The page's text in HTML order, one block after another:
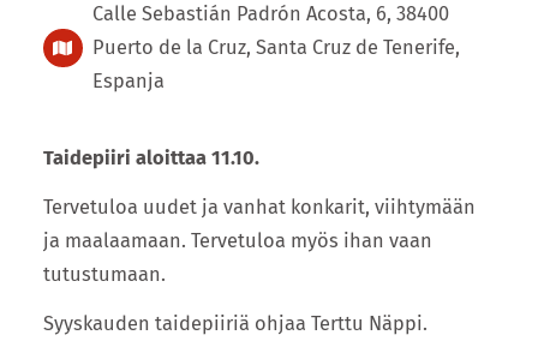
Calle Sebastián Padrón Acosta, 6, 38400
Puerto de la Cruz, Santa Cruz de Tenerife,
Espanja
Taidepiiri aloittaa 11.10.
Tervetuloa uudet ja vanhat konkarit, viihtymään
ja maalaamaan. Tervetuloa myös ihan vaan
tutustumaan.
Syyskauden taidepiiriä ohjaa Terttu Näppi.